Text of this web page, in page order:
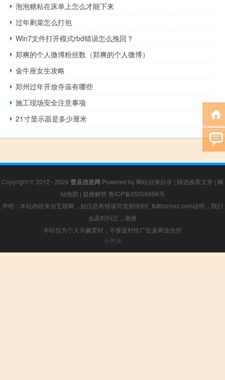
泡泡糖粘在床单上怎么才能下来
过年剩菜怎么打包
Win7文件打开模式rbd错误怎么挽回？
郑爽的个人微博粉丝数（郑爽的个人微博）
金牛座女生攻略
郑州过年开放寺庙有哪些
施工现场安全注意事项
21寸显示器是多少厘米
Copyright © 2012 - 2026 曹县信息网 Powered by 网站分类目录 | 精选推荐文章 | 网
站地图 | 疑难解答 鲁ICP备05005656号
声明：本站内容来自互联网，如信息有错误可发邮件到f_fb#foxmail.com说明，我们
会及时纠正，谢谢
本站仅为个人兴趣爱好，不接盈利性广告及商业合作
小男孩